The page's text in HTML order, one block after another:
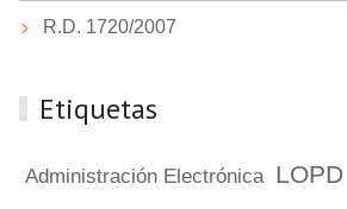
R.D. 1720/2007
Etiquetas
Administración Electrónica LOPD